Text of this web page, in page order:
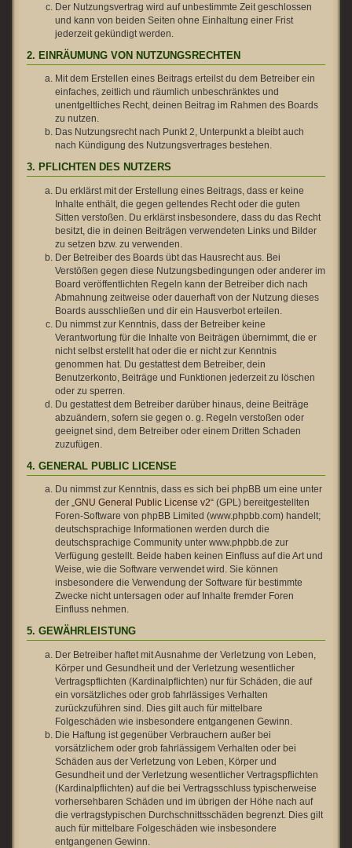
Der Nutzungsvertrag wird auf unbestimmte Zeit geschlossen
und kann von beiden Seiten ohne Einhaltung einer Frist
jederzeit gekündigt werden.
2. EINRÄUMUNG VON NUTZUNGSRECHTEN
Mit dem Erstellen eines Beitrags erteilst du dem Betreiber ein
einfaches, zeitlich und räumlich unbeschränktes und
unentgeltliches Recht, deinen Beitrag im Rahmen des Boards
zu nutzen.
Das Nutzungsrecht nach Punkt 2, Unterpunkt a bleibt auch
nach Kündigung des Nutzungsvertrages bestehen.
3. PFLICHTEN DES NUTZERS
Du erklärst mit der Erstellung eines Beitrags, dass er keine
Inhalte enthält, die gegen geltendes Recht oder die guten
Sitten verstoßen. Du erklärst insbesondere, dass du das Recht
besitzt, die in deinen Beiträgen verwendeten Links und Bilder
zu setzen bzw. zu verwenden.
Der Betreiber des Boards übt das Hausrecht aus. Bei
Verstößen gegen diese Nutzungsbedingungen oder anderer im
Board veröffentlichten Regeln kann der Betreiber dich nach
Abmahnung zeitweise oder dauerhaft von der Nutzung dieses
Boards ausschließen und dir ein Hausverbot erteilen.
Du nimmst zur Kenntnis, dass der Betreiber keine
Verantwortung für die Inhalte von Beiträgen übernimmt, die er
nicht selbst erstellt hat oder die er nicht zur Kenntnis
genommen hat. Du gestattest dem Betreiber, dein
Benutzerkonto, Beiträge und Funktionen jederzeit zu löschen
oder zu sperren.
Du gestattest dem Betreiber darüber hinaus, deine Beiträge
abzuändern, sofern sie gegen o. g. Regeln verstoßen oder
geeignet sind, dem Betreiber oder einem Dritten Schaden
zuzufügen.
4. GENERAL PUBLIC LICENSE
Du nimmst zur Kenntnis, dass es sich bei phpBB um eine unter
der „GNU General Public License v2“ (GPL) bereitgestellten
Foren-Software von phpBB Limited (www.phpbb.com) handelt;
deutschsprachige Informationen werden durch die
deutschsprachige Community unter www.phpbb.de zur
Verfügung gestellt. Beide haben keinen Einfluss auf die Art und
Weise, wie die Software verwendet wird. Sie können
insbesondere die Verwendung der Software für bestimmte
Zwecke nicht untersagen oder auf Inhalte fremder Foren
Einfluss nehmen.
5. GEWÄHRLEISTUNG
Der Betreiber haftet mit Ausnahme der Verletzung von Leben,
Körper und Gesundheit und der Verletzung wesentlicher
Vertragspflichten (Kardinalpflichten) nur für Schäden, die auf
ein vorsätzliches oder grob fahrlässiges Verhalten
zurückzuführen sind. Dies gilt auch für mittelbare
Folgeschäden wie insbesondere entgangenen Gewinn.
Die Haftung ist gegenüber Verbrauchern außer bei
vorsätzlichem oder grob fahrlässigem Verhalten oder bei
Schäden aus der Verletzung von Leben, Körper und
Gesundheit und der Verletzung wesentlicher Vertragspflichten
(Kardinalpflichten) auf die bei Vertragsschluss typischerweise
vorhersehbaren Schäden und im übrigen der Höhe nach auf
die vertragstypischen Durchschnittsschäden begrenzt. Dies gilt
auch für mittelbare Folgeschäden wie insbesondere
entgangenen Gewinn.